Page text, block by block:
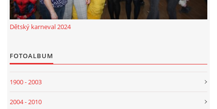
Dětský karneval 2024
FOTOALBUM
1900 - 2003
2004 - 2010